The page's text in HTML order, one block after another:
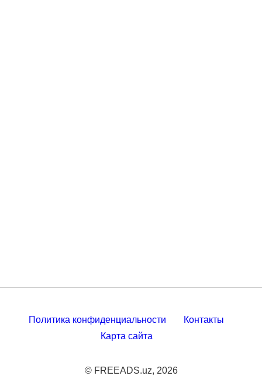
Политика конфиденциальности
Контакты
Карта сайта
© FREEADS.uz, 2026